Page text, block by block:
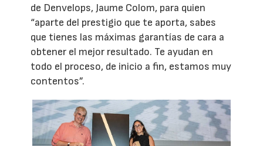
de Denvelops, Jaume Colom, para quien
“aparte del prestigio que te aporta, sabes
que tienes las máximas garantías de cara a
obtener el mejor resultado. Te ayudan en
todo el proceso, de inicio a fin, estamos muy
contentos”.